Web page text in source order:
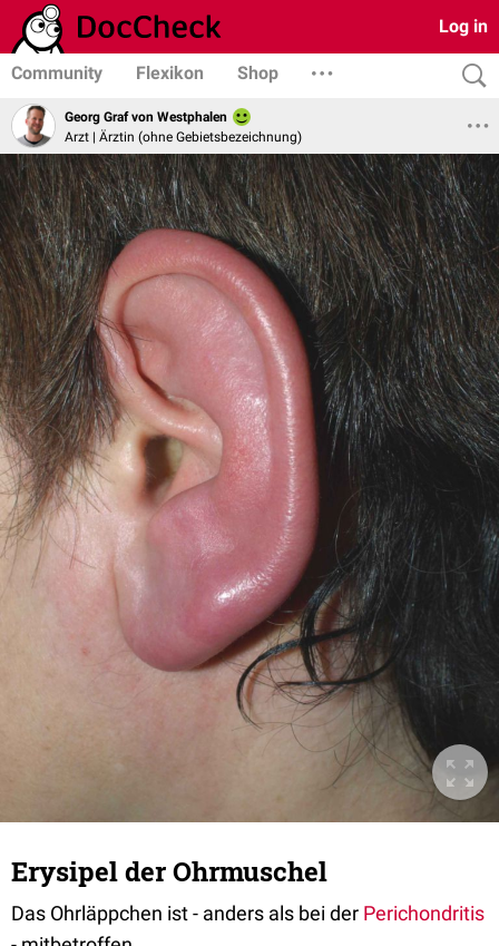
Log in
Community Flexikon Shop
Georg Graf von Westphalen
Arzt | Ärztin (ohne Gebietsbezeichnung)
Erysipel der Ohrmuschel
Das Ohrläppchen ist - anders als bei der Perichondritis